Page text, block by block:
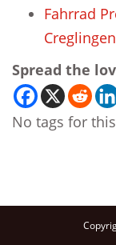
Fahrrad
Spread the
No tags for